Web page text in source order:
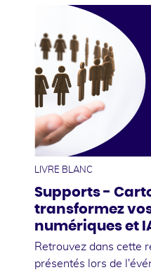
LIVRE BLANC
Supports -
transformez
numériques et
Retrouvez dans cette
présentés lors de